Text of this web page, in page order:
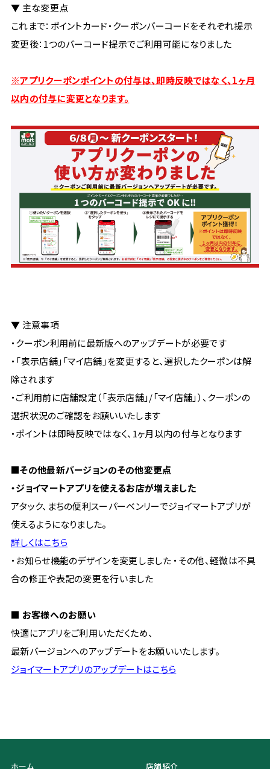
▼ 主な変更点
これまで：ポイントカード・クーポンバーコードをそれぞれ提示
変更後：1つのバーコード提示でご利用可能になりました
※アプリクーポンポイントの付与は、即時反映ではなく、1ヶ月
以内の付与に変更となります。
▼ 注意事項
・クーポン利用前に最新版へのアップデートが必要です
・「表示店舗」「マイ店舗」を変更すると、選択したクーポンは解
除されます
・ご利用前に店舗設定（「表示店舗」/「マイ店舗」）、クーポンの
選択状況のご確認をお願いいたします
・ポイントは即時反映ではなく、1ヶ月以内の付与となります
■その他最新バージョンのその他変更点
・ジョイマートアプリを使えるお店が増えました
アタック、まちの便利スーパーベンリーでジョイマートアプリが
使えるようになりました。
詳しくはこちら
・お知らせ機能のデザインを変更しました ・その他、軽微は不具
合の修正や表記の変更を行いました
■ お客様へのお願い
快適にアプリをご利用いただくため、
最新バージョンへのアップデートをお願いいたします。
ジョイマートアプリのアップデートはこちら
ホーム 店舗紹介